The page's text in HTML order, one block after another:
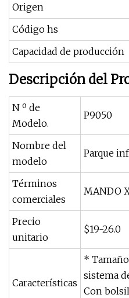
Origen
Código hs
Capacidad de producción
Descripción del
N º de
Modelo.
P9050
Nombre del
modelo
Parque
Términos
comerciales
MANDO
Precio
unitario
$19-26.0
Características
*
sistema
Con